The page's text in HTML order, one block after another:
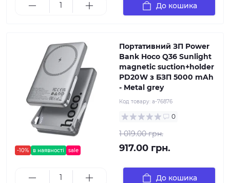
До кошика
-10% в наявності sale
Портативний ЗП Power
Bank Hoco Q36 Sunlight
magnetic suction+holder
PD20W з БЗП 5000 mAh
- Metal grey
Код товару: a-76876
0
1 019.00 грн.
917.00 грн.
До кошика